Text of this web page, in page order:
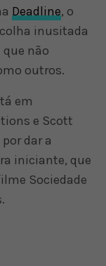
Deadline, o
inusitada
que não
outros.
em
e Scott
dar a
iniciante, que
Sociedade